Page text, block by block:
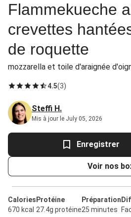
Flammekueche
crevettes
de roquette
mozzarella et toile d'araignée
4.5(3)
Steffi H.
Mis à jour le July 05, 2026
Enregistrer
Voir nos
Calories
670 kcal
Protéine
27.4g protéine
Préparation
25 minutes